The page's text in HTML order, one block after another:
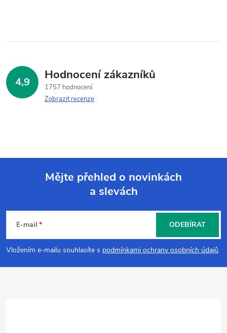
4,9 Hodnocení zákazníků
1757 hodnocení
Zobrazit recenze
p
Mějte přehled o novinkách
a slevách
E-mail
Vložením e-mailu souhlasíte s podmínkami ochrany osobních údajů
ODEBÍRAT